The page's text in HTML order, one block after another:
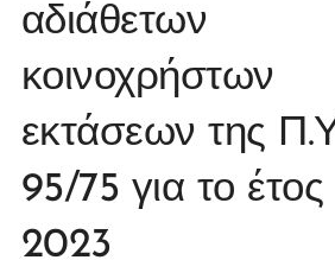
αδιάθετων
κοινοχρήστων
εκτάσεων της
95/75 για το έτος
2023